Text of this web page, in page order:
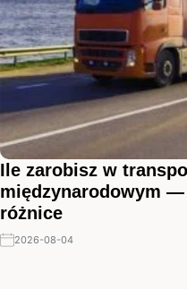
Ile zarobisz w
międzynarodowym
różnice
2026-08-04